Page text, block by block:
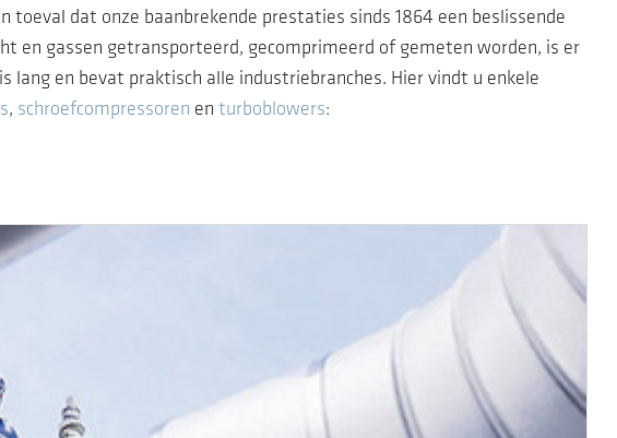
dat onze baanbrekende prestaties sinds 1864 een beslissende
en gassen getransporteerd, gecomprimeerd of gemeten worden, is er
lang en bevat praktisch alle industriebranches. Hier vindt u enkele
, schroefcompressoren en turboblowers: